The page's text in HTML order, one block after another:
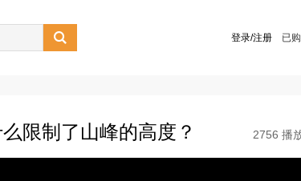
 登录/注册 已
限制了山峰的高度？ 2756 播